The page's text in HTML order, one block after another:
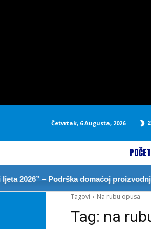
Četvrtak, 6 Augusta, 2026
2026” – Podrška domaćoj proizvodnji
Tagovi
Na rubu opusa
Tag: na